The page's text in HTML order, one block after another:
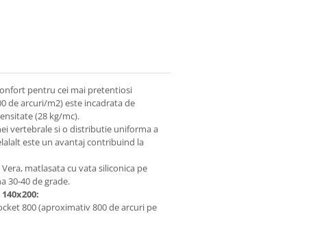
pentru cei mai pretentiosi
de arcuri/m2) este incadrata de
(28 kg/mc).
vertebrale si o distributie uniforma a
este un avantaj contribuind la
matlasata cu vata siliconica pe
30-40 de grade.
800 (aproximativ 800 de arcuri pe